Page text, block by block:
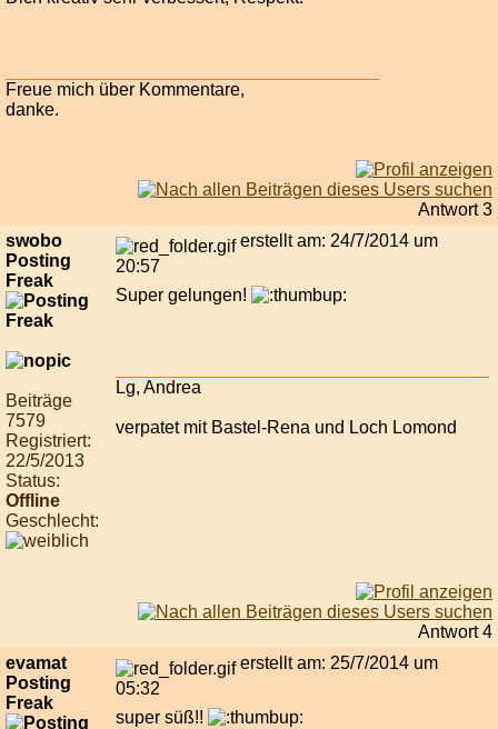
Freue mich über Kommentare,
danke.
Antwort 3
swobo
Posting
Freak
Beiträge
7579
Registriert:
22/5/2013
Status:
Offline
Geschlecht:
erstellt am: 24/7/2014 um
20:57
Super gelungen!
Lg, Andrea
verpatet mit Bastel-Rena und Loch Lomond
Antwort 4
evamat
Posting
Freak
erstellt am: 25/7/2014 um
05:32
super süß!!